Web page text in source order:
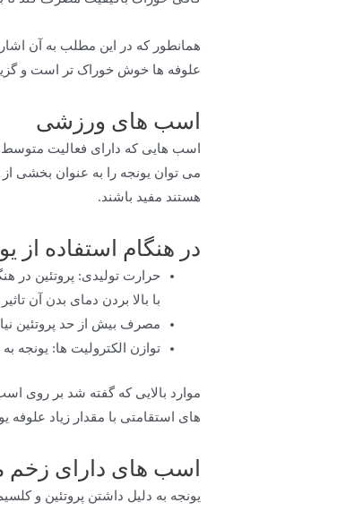
همانطور که در این مطلب به آن
علوفه ها خوش خوراک تر است و
اسب های ورزشی
اسب هایی که دارای فعالیت متوسط
می توان یونجه را به عنوان بخشی
هستند مفید باشند.
در هنگام استفاده
حرارت تولیدی: پروتئین در
با بالا بردن دمای بدن آن
مصرف بیش از حد پروتئین
توازن الکترولیت ها: یونجه
موارد بالایی که گفته شد بر روی
های استقامتی با مقدار زیاد علوفه یونجه ( بیش از ۳۰ درصد
اسب های دارای زخم